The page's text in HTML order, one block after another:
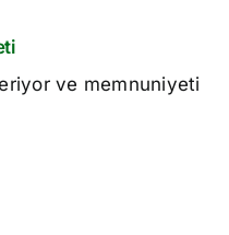
ve memnuniyeti